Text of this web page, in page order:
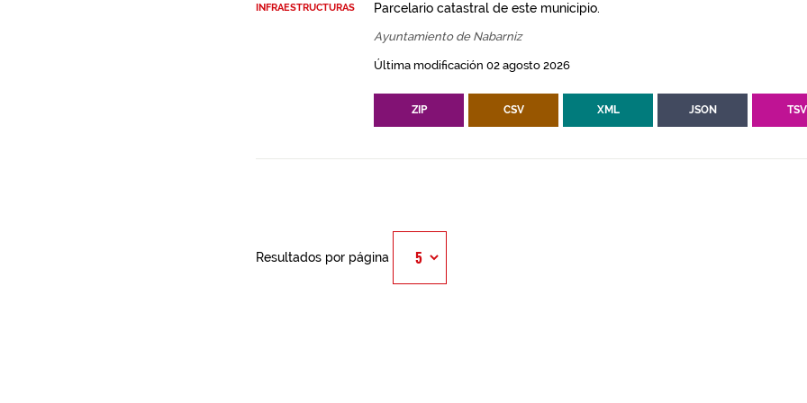
INFRAESTRUCTURAS
Parcelario catastral de este municipio.
Ayuntamiento de Nabarniz
Última modificación 02 agosto 2026
ZIP CSV XML JSON TSV
Resultados por página